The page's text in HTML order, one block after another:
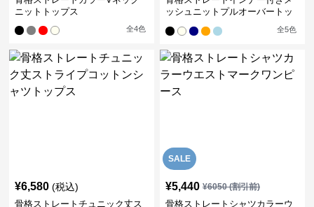
ニットトップス
全4色
ッシュニットプルオーバートッ
全5色
¥6,580 (税込)
骨格ストレートチュニック丈ス
SALE
¥5,440 ¥6050(割引前)
骨格ストレートシャツカラーウ